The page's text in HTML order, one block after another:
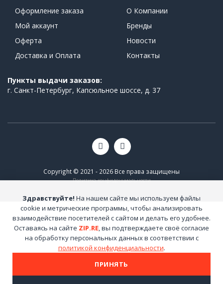
Оформление заказа
Мой аккаунт
Оферта
Доставка и Оплата
О Компании
Бренды
Новости
Контакты
Пункты выдачи заказов:
г. Санкт-Петербург, Капсюльное шоссе, д. 37
Copyright © 2021 - 2026 Все права защищены
Политика конфиденциальности
Здравствуйте! На нашем сайте мы используем файлы
cookie и метрические программы, чтобы анализировать
взаимодействие посетителей с сайтом и делать его удобнее.
Оставаясь на сайте ZIP.RE, вы подтверждаете своё согласие
на обработку персональных данных в соответствии с
политикой конфиденциальности.
ПРИНЯТЬ